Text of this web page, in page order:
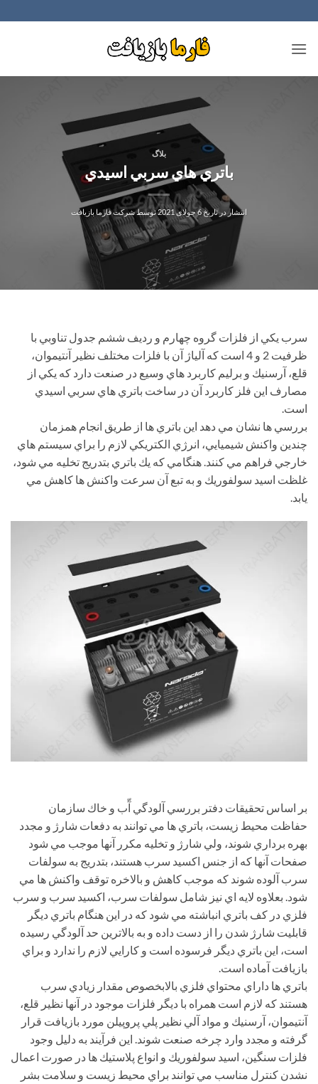
to
content
بلاگ
باتري هاي سربي اسيدي
انتشار در تاریخ6 جولای 2021 توسطشرکت فارما بازیافت
سرب يكي از فلزات گروه چهارم و رديف ششم جدول تناوبي با
ظرفيت 2 و 4 است كه آلياژ آن با فلزات مختلف نظير آنتيموان،
قلع، آرسنيك و برليم كاربرد هاي وسيع در صنعت دارد كه يكي از
مصارف اين فلز كاربرد آن در ساخت باتري هاي سربي اسيدي
است.
بررسي ها نشان مي دهد اين باتري ها از طريق انجام همزمان
چندين واكنش شيميايي، انرژي الكتريكي لازم را براي سيستم هاي
خارجي فراهم مي كنند. هنگامي كه يك باتري بتدريج تخليه مي شود،
غلظت اسيد سولفوريك و به تبع آن سرعت واكنش ها كاهش مي
يابد.
بر اساس تحقيقات دفتر بررسي آلودگي آّب و خاك سازمان
حفاظت محيط زيست، باتري ها مي توانند به دفعات شارژ و مجدد
بهره برداري شوند، ولي شارژ و تخليه مكرر آنها موجب مي شود
صفحات آنها كه از جنس اكسيد سرب هستند، بتدريج به سولفات
سرب آلوده شوند كه موجب كاهش و بالاخره توقف واكنش ها مي
شود. بعلاوه لايه اي نيز شامل سولفات سرب، اكسيد سرب و سرب
فلزي در كف باتري انباشته مي شود كه در اين هنگام باتري ديگر
قابليت شارژ شدن را از دست داده و به بالاترين حد آلودگي رسيده
است، اين باتري ديگر فرسوده است و كارايي لازم را ندارد و براي
بازيافت آماده است.
باتري ها داراي محتواي فلزي بالابخصوص مقدار زيادي سرب
هستند كه لازم است همراه با ديگر فلزات موجود در آنها نظير قلع،
آنتيموان، آرسنيك و مواد آلي نظير پلي پروپيلن مورد بازيافت قرار
گرفته و مجدد وارد چرخه صنعت شوند. اين فرآيند به دليل وجود
فلزات سنگين، اسيد سولفوريك و انواع پلاستيك ها در صورت اعمال
نشدن كنترل مناسب مي توانند براي محيط زيست و سلامت بشر